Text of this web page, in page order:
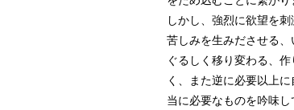
しかし、強烈に欲望を
苦しみを生みださせる
ぐるしく移り変わる、
く、また逆に必要以上
当に必要なものを吟味